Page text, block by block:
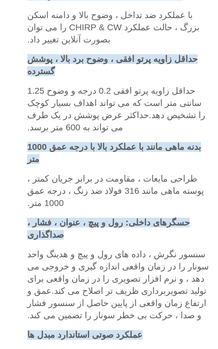
با عملکرد ضد تداخل ، وضوح بالا و دامنه اسکن
بزرگ ، حالت عملکرد CHIRP & CW را می توان
بصورت آنلاین تغییر داد.
حداقل زاویه پرتو افقی ، وضوح برد بالا ، پوشش
گسترده
حداقل زاویه پرتو افقی 0.2 درجه و وضوح 1.25
سانتی متر است که می تواند اهداف بسیار کوچک
را تشخیص دهد.حداکثر عرض پوشش در یک طرف
می تواند به 600 متر برسد.
بدنه ماهی مانند با عملکرد بالا با درجه عمق 1000
متر
طراحی مایعات ، مقاومت در برابر جریان کمتر ،
پوسته ماهی مانند 316 فولاد ضد زنگ ، درجه عمق
1000 متر.
حسگرهای داخلی: رول و پیچ ، عنوان ، فشار ،
صداگذاری
سنسور نگرش ، داده های رول و پیچ و هدینگ واحد
سونار را در زمان واقعی اندازه گیری و خروجی می
دهد ، و نرم افزار تصویری را در زمان واقعی برای
تولید تصویربرداری ظریف تر اصلاح می کند.عمق و
ارتفاع زمان واقعی از پایین حاصل از سنسور فشار
و صدا ، حرکت بی خطر سونار را تضمین می کند.
عملکرد صوتی استاندارد مبدل ها